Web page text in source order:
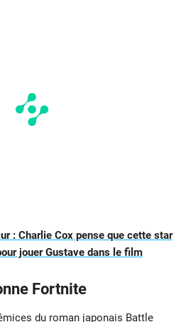
: Charlie Cox pense que cette star
jouer Gustave dans le film
Fortnite
du roman japonais Battle